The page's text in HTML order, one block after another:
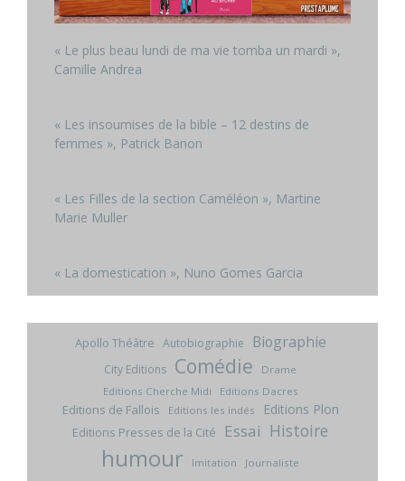
« Le plus beau lundi de ma vie tomba un mardi »,
Camille Andrea
« Les insoumises de la bible – 12 destins de
femmes », Patrick Banon
« Les Filles de la section Caméléon », Martine
Marie Muller
« La domestication », Nuno Gomes Garcia
Apollo Théâtre Autobiographie Biographie
City Editions Comédie
Drame
Editions Cherche Midi
Editions Dacres
Editions de Fallois Editions les indés Editions Plon
Editions Presses de la Cité Essai Histoire
humour Imitation Journaliste